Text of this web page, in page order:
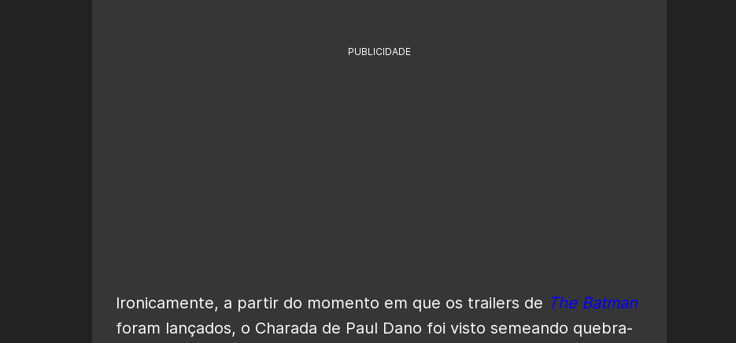
PUBLICIDADE
Ironicamente, a partir do momento em que os trailers de The Batman
foram lançados, o Charada de Paul Dano foi visto semeando quebra-